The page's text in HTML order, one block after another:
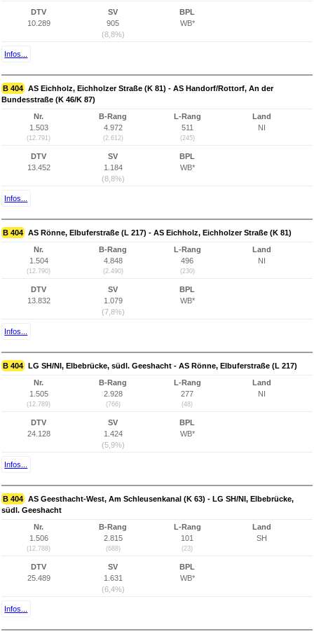
DTV
10.289
SV
905
(8,8%)
BPL
WB*
Infos...
B 404 AS Eichholz, Eichholzer Straße (K 81) - AS Handorf/Rottorf, An der
Bundesstraße (K 46/K 87)
Nr.
1.503
(12.791)
B-Rang
4.972
(2.612)
L-Rang
511
(245)
Land
NI
DTV
13.452
SV
1.184
(8,8%)
BPL
WB*
Infos...
B 404 AS Rönne, Elbuferstraße (L 217) - AS Eichholz, Eichholzer Straße (K 81)
Nr.
1.504
(12.790)
B-Rang
4.848
(2.490)
L-Rang
496
(230)
Land
NI
DTV
13.832
SV
1.079
(7,8%)
BPL
WB*
Infos...
B 404 LG SH/NI, Elbebrücke, südl. Geeshacht - AS Rönne, Elbuferstraße (L 217)
Nr.
1.505
(12.789)
B-Rang
2.928
(766)
L-Rang
277
(48)
Land
NI
DTV
24.128
SV
1.424
(5,9%)
BPL
WB*
Infos...
B 404 AS Geesthacht-West, Am Schleusenkanal (K 63) - LG SH/NI, Elbebrücke,
südl. Geeshacht
Nr.
1.506
(12.788)
B-Rang
2.815
(688)
L-Rang
101
(23)
Land
SH
DTV
25.489
SV
1.631
(6,4%)
BPL
WB*
Infos...